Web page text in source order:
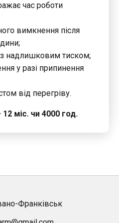
час роботи
вимкнення після
надлишковим тиском;
у разі припинення
від перегріву.
12 міс. чи 4000 год.
Франківськ